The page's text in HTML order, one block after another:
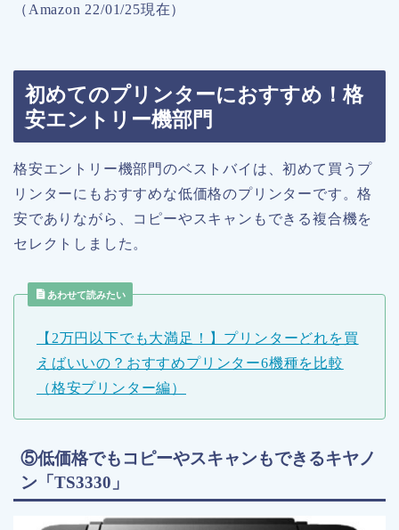
（Amazon 22/01/25現在）
初めてのプリンターにおすすめ！格
安エントリー機部門
格安エントリー機部門のベストバイは、初めて買うプ
リンターにもおすすめな低価格のプリンターです。格
安でありながら、コピーやスキャンもできる複合機を
セレクトしました。
あわせて読みたい
【2万円以下でも大満足！】プリンターどれを買
えばいいの？おすすめプリンター6機種を比較
（格安プリンター編）
⑤低価格でもコピーやスキャンもできるキヤノ
ン「TS3330」